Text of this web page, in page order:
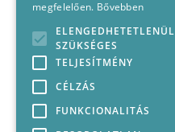
megfelelően. Bővebben
ELENGEDHETETLENÜL
SZÜKSÉGES
TELJESÍTMÉNY
CÉLZÁS
FUNKCIONALITÁS